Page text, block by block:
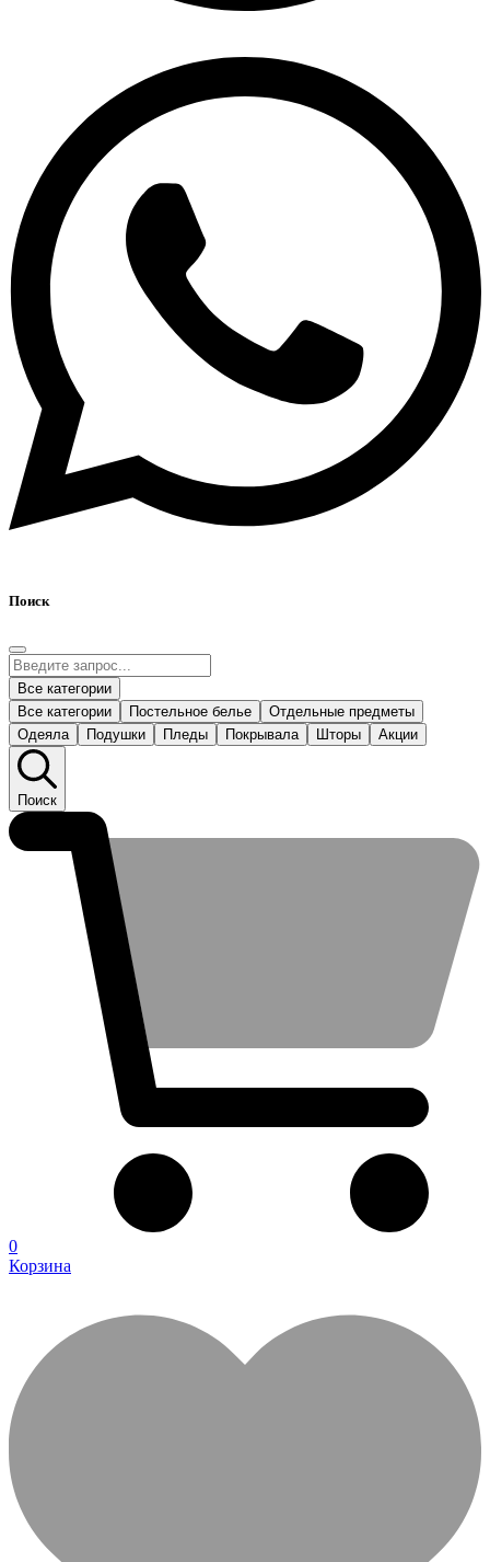
Поиск
Все категории
Все категории
Постельное белье
Отдельные предметы
Одеяла
Подушки Пледы Покрывала Шторы Акции
Поиск
0
Корзина